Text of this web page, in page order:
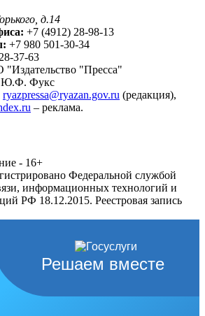
д.14
+7 (4912) 28-98-13
+7 980 501-30-34
37-63
"Пресса"
Ю.Ф. Фукс
ryazpressa@ryazan.gov.ru (редакция),
– реклама.
- 16+
Федеральной службой
информационных технологий и
РФ 18.12.2015. Реестровая запись
Решаем вместе